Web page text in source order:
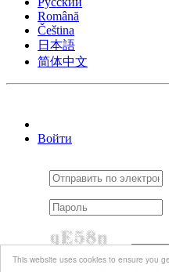
This website uses cookies to ensure you
Română
Čeština
日本語
简体中文
Войти
Запомнить меня